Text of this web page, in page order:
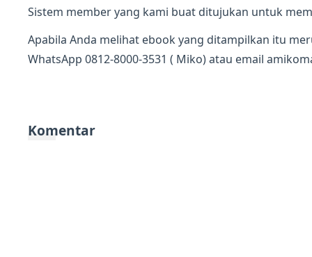
Sistem member yang kami buat ditujukan untuk
Apabila Anda melihat ebook yang ditampilkan itu
WhatsApp 0812-8000-3531 ( Miko) atau email
Komentar